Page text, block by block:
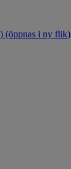
(öppnas i ny flik)